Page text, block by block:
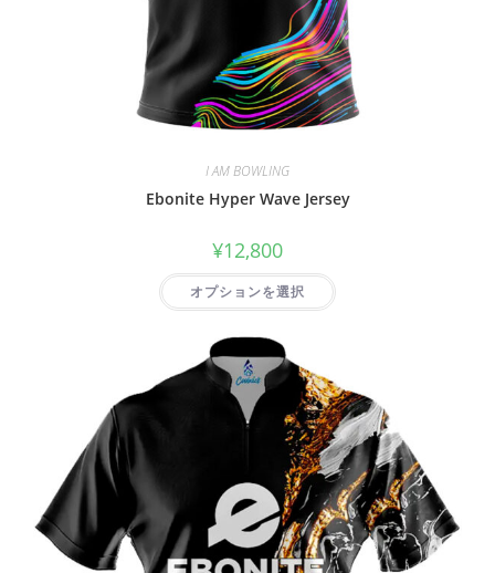
I AM BOWLING
Ebonite Hyper Wave Jersey
¥12,800
オプションを選択